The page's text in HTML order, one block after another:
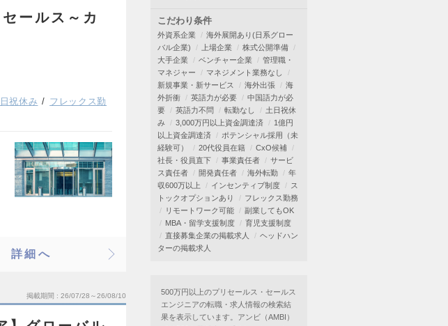
ールス～カ
祝休み
フレックス勤
詳細へ
掲載期間 26/07/28～26/08/10
こだわり条件
外資系企業
海外展開あり(日系グロー
バル企業)
上場企業
株式公開準備
大手企業
ベンチャー企業
管理職・
マネジャー
マネジメント業務なし
新規事業・新サービス
海外出張
海
外折衝
英語力が必要
中国語力が必
要
英語力不問 転勤なし
土日祝休
み
3,000万円以上資金調達済
1億円
以上資金調達済
ポテンシャル採用（未
経験可）
20代役員在籍
CxO候補
社長・役員直下
事業責任者
サービ
ス責任者
開発責任者 海外転勤
年
収600万以上
インセンティブ制度
ス
トックオプションあり
フレックス勤務
リモートワーク可能
副業してもOK
MBA・留学支援制度
育児支援制度
直接募集企業の掲載求人
ヘッドハン
ターの掲載求人
500万円以上のプリセールス・セールス
エンジニアの転職・求人情報の検索結
果を表示しています。アンビ（AMBI）